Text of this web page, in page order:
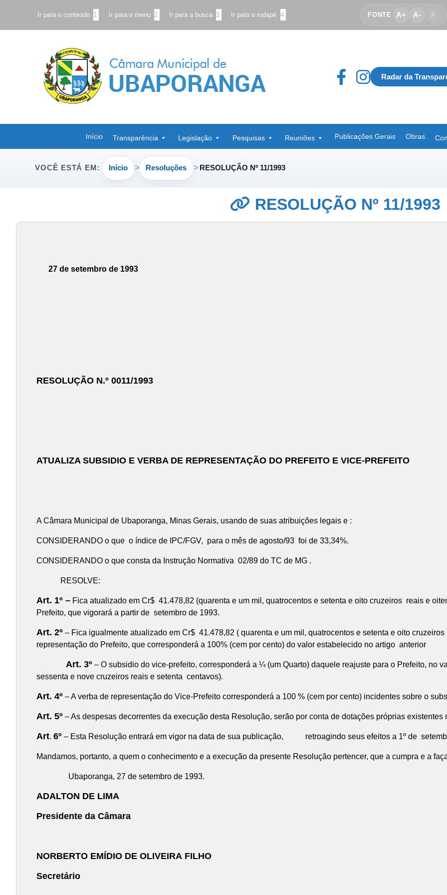
Ir para o conteúdo 1 Ir para o menu 2 Ir para a busca 3 Ir para o rodapé 4 FONTE A+ A- A
Radar da
Início Transparência Legislação Pesquisas Reuniões Publicações Gerais Obras
VOCÊ ESTÁ EM: Início Resoluções RESOLUÇÃO Nº 11/1993
RESOLUÇÃO Nº 11/1993
27 de setembro de 1993
RESOLUÇÃO N.º 0011/1993
ATUALIZA SUBSIDIO E VERBA DE REPRESENTAÇÃO DO PREFEITO E VICE-PREFEITO
A Câmara Municipal de Ubaporanga, Minas Gerais, usando de suas atribuições legais e :
CONSIDERANDO o que o índice de IPC/FGV, para o mês de agosto/93 foi de 33,34%.
CONSIDERANDO o que consta da Instrução Normativa 02/89 do TC de MG .
RESOLVE:
Art. 1º – Fica atualizado em Cr$ 41.478,82 (quarenta e um mil, quatrocentos e setenta e oito cruzeiros reais e
Prefeito, que vigorará a partir de setembro de 1993.
Art. 2º – Fica igualmente atualizado em Cr$ 41.478,82 ( quarenta e um mil, quatrocentos e setenta e oito
representação do Prefeito, que corresponderá a 100% (cem por cento) do valor estabelecido no artigo anterior
Art. 3º – O subsidio do vice-prefeito, corresponderá a ¼ (um Quarto) daquele reajuste para o Prefeito, no
sessenta e nove cruzeiros reais e setenta centavos).
Art. 4º – A verba de representação do Vice-Prefeito corresponderá a 100 % (cem por cento) incidentes sobre o
Art. 5º – As despesas decorrentes da execução desta Resolução, serão por conta de dotações próprias existentes
Art. 6º – Esta Resolução entrará em vigor na data de sua publicação, retroagindo seus efeitos a 1º de
Mandamos, portanto, a quem o conhecimento e a execução da presente Resolução pertencer, que a cumpra e a
Ubaporanga, 27 de setembro de 1993.
ADALTON DE LIMA
Presidente da Câmara
NORBERTO EMÍDIO DE OLIVEIRA FILHO
Secretário